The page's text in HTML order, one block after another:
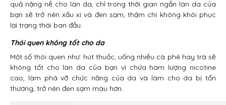
quả nặng nề cho làn da, chỉ trong thời gian ngắn làn da của
bạn sẽ trở nên xấu xí và đen sạm, thậm chí không khôi phục
lại trạng thái ban đầu.
Thói quen không tốt cho da
Một số thói quen như: hút thuốc, uống nhiều cà phê hay trà sẽ
không tốt cho làn da của bạn vì chứa hàm lượng nicotine
cao, làm phá vỡ chức năng của da và làm cho da bị tổn
thương, trở nên đen sạm màu hơn.